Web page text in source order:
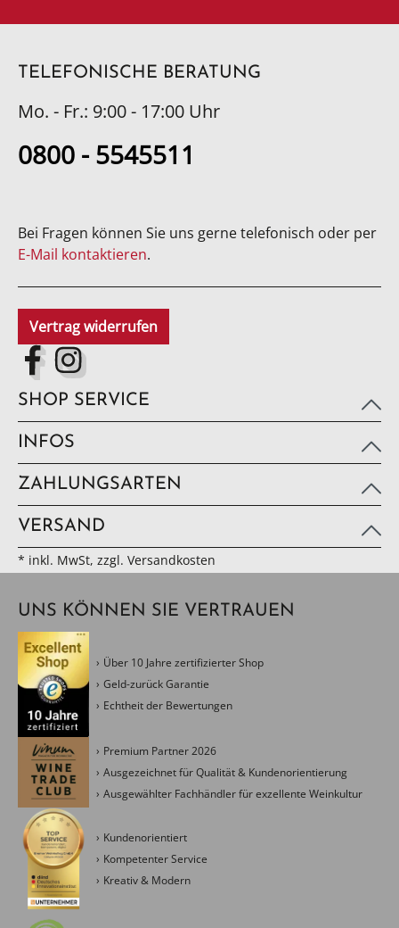
TELEFONISCHE BERATUNG
Mo. - Fr.: 9:00 - 17:00 Uhr
0800 - 5545511
Bei Fragen können Sie uns gerne telefonisch oder per
E-Mail kontaktieren.
Vertrag widerrufen
SHOP SERVICE
INFOS
ZAHLUNGSARTEN
VERSAND
* inkl. MwSt, zzgl. Versandkosten
UNS KÖNNEN SIE VERTRAUEN
Über 10 Jahre zertifizierter Shop
Geld-zurück Garantie
Echtheit der Bewertungen
Premium Partner 2026
Ausgezeichnet für Qualität & Kundenorientierung
Ausgewählter Fachhändler für exzellente Weinkultur
Kundenorientiert
Kompetenter Service
Kreativ & Modern